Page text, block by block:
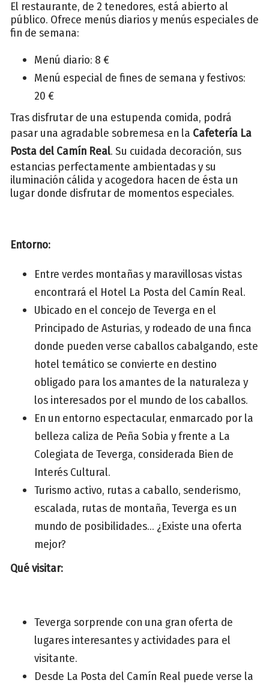
El restaurante, de 2 tenedores, está abierto al
público. Ofrece menús diarios y menús especiales de
fin de semana:
Menú diario: 8 €
Menú especial de fines de semana y festivos:
20 €
Tras disfrutar de una estupenda comida, podrá
pasar una agradable sobremesa en la Cafetería La
Posta del Camín Real. Su cuidada decoración, sus
estancias perfectamente ambientadas y su
iluminación cálida y acogedora hacen de ésta un
lugar donde disfrutar de momentos especiales.
Entorno:
Entre verdes montañas y maravillosas vistas
encontrará el Hotel La Posta del Camín Real.
Ubicado en el concejo de Teverga en el
Principado de Asturias, y rodeado de una finca
donde pueden verse caballos cabalgando, este
hotel temático se convierte en destino
obligado para los amantes de la naturaleza y
los interesados por el mundo de los caballos.
En un entorno espectacular, enmarcado por la
belleza caliza de Peña Sobia y frente a La
Colegiata de Teverga, considerada Bien de
Interés Cultural.
Turismo activo, rutas a caballo, senderismo,
escalada, rutas de montaña, Teverga es un
mundo de posibilidades... ¿Existe una oferta
mejor?
Qué visitar:
Teverga sorprende con una gran oferta de
lugares interesantes y actividades para el
visitante.
Desde La Posta del Camín Real puede verse la